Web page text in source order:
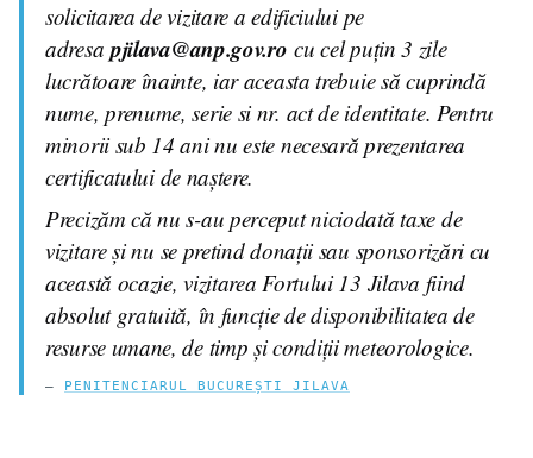
solicitarea de vizitare a edificiului pe
adresapjilava@anp.gov.ro cu cel puțin 3 zile
lucrătoare înainte, iar aceasta trebuie să cuprindă
nume, prenume, serie si nr. act de identitate. Pentru
minorii sub 14 ani nu este necesară prezentarea
certificatului de naștere.
Precizăm că nu s-au perceput niciodată taxe de
vizitare și nu se pretind donații sau sponsorizări cu
această ocazie, vizitarea Fortului 13 Jilava fiind
absolut gratuită, în funcție de disponibilitatea de
resurse umane, de timp și condiții meteorologice.
PENITENCIARUL BUCUREȘTI JILAVA